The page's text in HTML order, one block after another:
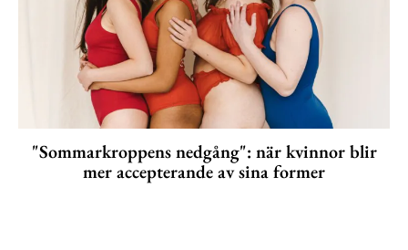
"Sommarkroppens nedgång": när kvinnor blir
mer accepterande av sina former